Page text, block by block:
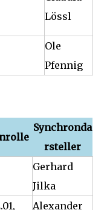
Lössl
Ole
Pfennig
Synchronda
rsteller
Gerhard
Jilka
Alexander